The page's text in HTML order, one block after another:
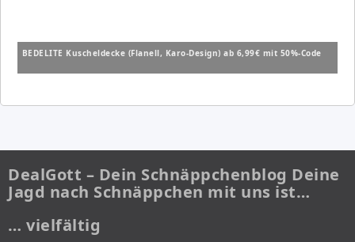
BEDELITE Kuscheldecke (Flanell, Karo-Design) ab 6,99€ mit 50%-Code
DealGott – Dein Schnäppchenblog Deine
Jagd nach Schnäppchen mit uns ist…
… vielfältig